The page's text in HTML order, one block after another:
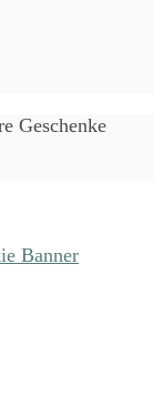
Geschenke
Banner